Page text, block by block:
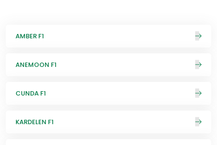
AMBER F1
ANEMOON F1
CUNDA F1
KARDELEN F1